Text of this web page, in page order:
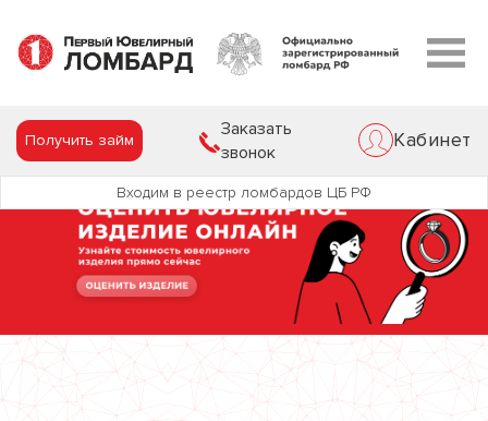
Кабинет
Заказать
звонок
Получить займ
Входим в реестр ломбардов ЦБ РФ